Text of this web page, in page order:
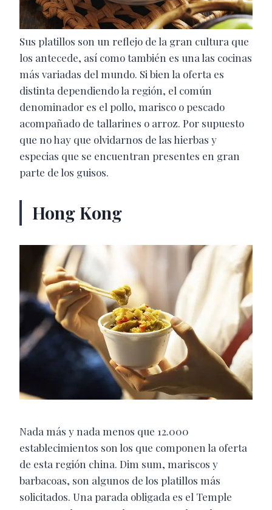
Sus platillos son un reflejo de la gran cultura que
los antecede, así como también es una las cocinas
más variadas del mundo. Si bien la oferta es
distinta dependiendo la región, el común
denominador es el pollo, marisco o pescado
acompañado de tallarines o arroz. Por supuesto
que no hay que olvidarnos de las hierbas y
especias que se encuentran presentes en gran
parte de los guisos.
Hong Kong
Nada más y nada menos que 12.000
establecimientos son los que componen la oferta
de esta región china. Dim sum, mariscos y
barbacoas, son algunos de los platillos más
solicitados. Una parada obligada es el Temple